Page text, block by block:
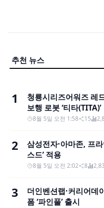
추천 뉴스
1
청룡시리즈어워즈 레
보행 로봇 ‘티타(TITA)’
8월 5일 오전 1:58 15
2
삼성전자·아마존, 프
스드’ 적용
8월 5일 오전 2:02 8
3
더인벤션랩·커리어데
폼 ‘파인풀’ 출시